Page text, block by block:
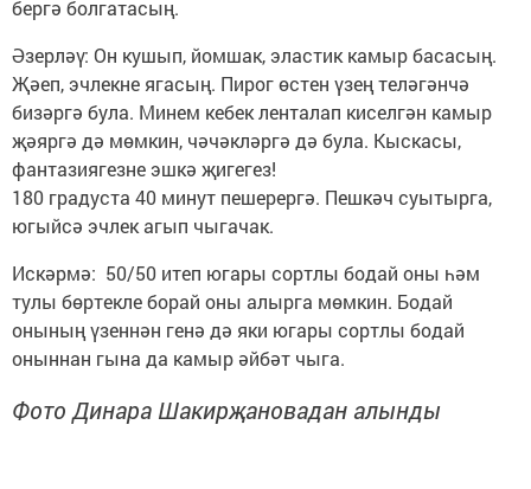
бергә болгатасың.
Әзерләү: Он кушып, йомшак, эластик камыр басасың.
Җәеп, эчлекне ягасың. Пирог өстен үзең теләгәнчә
бизәргә була. Минем кебек ленталап киселгән камыр
җәяргә дә мөмкин, чәчәкләргә дә була. Кыскасы,
фантазиягезне эшкә җигегез!
180 градуста 40 минут пешерергә. Пешкәч суытырга,
югыйсә эчлек агып чыгачак.
Искәрмә: 50/50 итеп югары сортлы бодай оны һәм
тулы бөртекле борай оны алырга мөмкин. Бодай
онының үзеннән генә дә яки югары сортлы бодай
оныннан гына да камыр әйбәт чыга.
Фото Динара Шакирҗановадан алынды